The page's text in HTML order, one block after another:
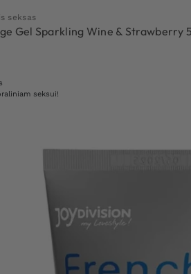
seksas
Gel Sparkling Wine & Strawberry
seksui!